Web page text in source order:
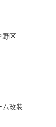
野区
ム改装